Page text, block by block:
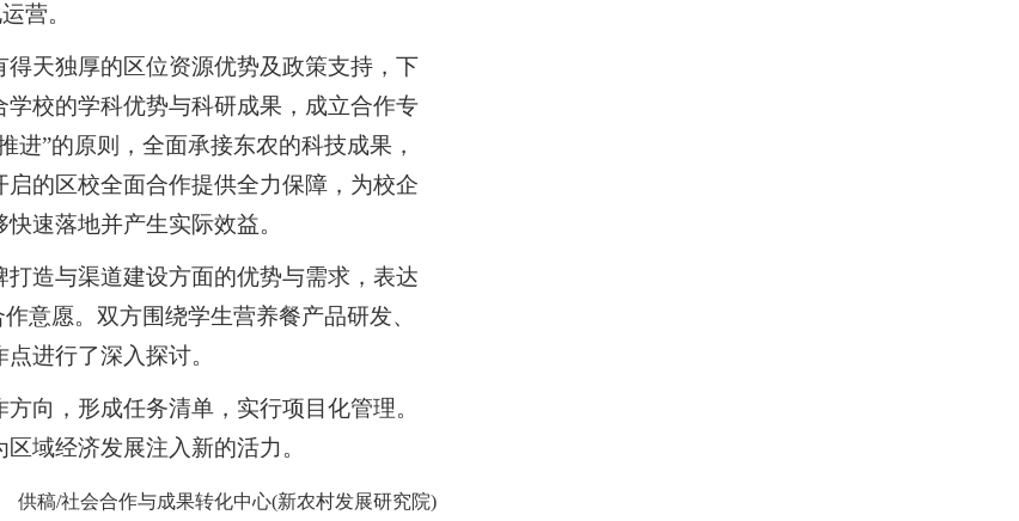
营。
天独厚的区位资源优势及政策支持，下
校的学科优势与科研成果，成立合作专
”的原则，全面承接东农的科技成果，
的区校全面合作提供全力保障，为校企
速落地并产生实际效益。
造与渠道建设方面的优势与需求，表达
意愿。双方围绕学生营养餐产品研发、
进行了深入探讨。
向，形成任务清单，实行项目化管理。
域经济发展注入新的活力。
供稿/社会合作与成果转化中心(新农村发展研究院)